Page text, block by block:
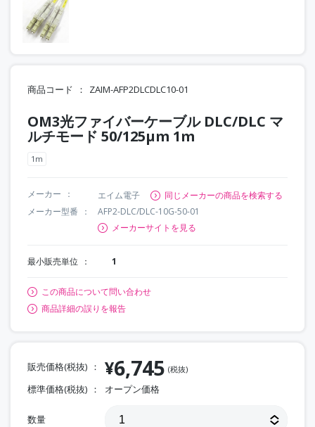
商品コード ZAIM-AFP2DLCDLC10-01
OM3光ファイバーケーブル DLC/DLC マ
ルチモード 50/125μm 1m
1m
メーカー エイム電子
同じメーカーの商品を検索する
メーカー型番
AFP2-DLC/DLC-10G-50-01
メーカーサイトを見る
最小販売単位 1
この商品について問い合わせ
商品詳細の誤りを報告
販売価格(税抜) ¥6,745 (税抜)
標準価格(税抜) オープン価格
数量